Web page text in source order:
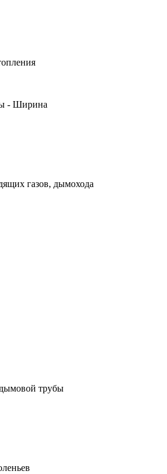
- Ширина
газов, дымохода
трубы